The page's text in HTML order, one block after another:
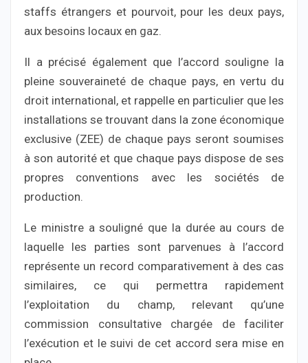
staffs étrangers et pourvoit, pour les deux pays,
aux besoins locaux en gaz.
Il a précisé également que l’accord souligne la
pleine souveraineté de chaque pays, en vertu du
droit international, et rappelle en particulier que les
installations se trouvant dans la zone économique
exclusive (ZEE) de chaque pays seront soumises
à son autorité et que chaque pays dispose de ses
propres conventions avec les sociétés de
production.
Le ministre a souligné que la durée au cours de
laquelle les parties sont parvenues à l’accord
représente un record comparativement à des cas
similaires, ce qui permettra rapidement
l’exploitation du champ, relevant qu’une
commission consultative chargée de faciliter
l’exécution et le suivi de cet accord sera mise en